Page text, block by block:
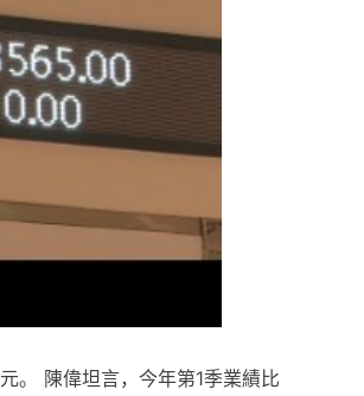
。 陳偉坦言，今年第1季業績比